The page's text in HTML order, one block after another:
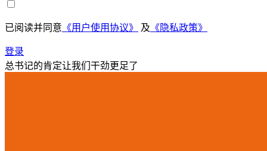
已阅读并同意 《用户使用协议》 及 《隐私政策》
登录
总书记的肯定让我们干劲更足了